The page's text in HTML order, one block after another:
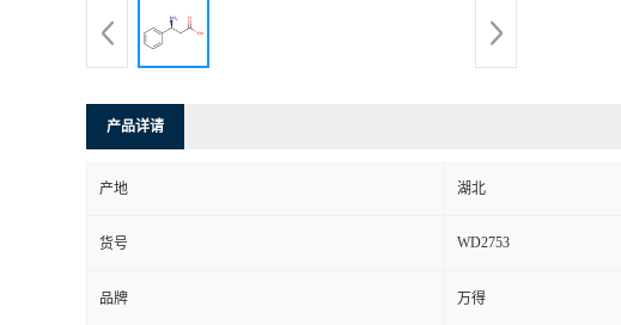
产品详请
产地 湖北
货号 WD2753
品牌 万得